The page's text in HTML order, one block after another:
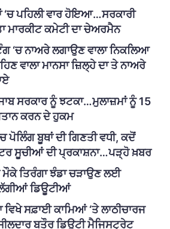
‘ਚ ਪਹਿਲੀ ਵਾਰ ਹੋਇਆ…ਸਰਕਾਰੀ
ਮਾਰਕੀਟ ਕਮੇਟੀ ਦਾ ਚੇਅਰਮੈਨ
‘ਚ ਨਾਅਰੇ ਲਗਾਉਣ ਵਾਲਾ ਨਿਕਲਿਆ
ਵਾਲਾ ਮਾਨਸਾ ਜ਼ਿਲ੍ਹੇ ਦਾ ਤੇ ਨਾਅਰੇ
ਸਰਕਾਰ ਨੂੰ ਝਟਕਾ…ਮੁਲਾਜ਼ਮਾਂ ਨੂੰ 15
ਕਰਨ ਦੇ ਹੁਕਮ
ਪੋਲਿੰਗ ਬੂਥਾਂ ਦੀ ਗਿਣਤੀ ਵਧੀ, ਕਦੋਂ
ਸੂਚੀਆਂ ਦੀ ਪ੍ਰਕਾਸ਼ਨਾ…ਪੜ੍ਹੋ ਖ਼ਬਰ
ਤਿਰੰਗਾ ਝੰਡਾ ਚੜਾਉਣ ਲਈ
ਡਿਊਟੀਆਂ
ਵਿਖੇ ਸਫ਼ਾਈ ਕਾਮਿਆਂ ‘ਤੇ ਲਾਠੀਚਾਰਜ
ਬਤੌਰ ਡਿਊਟੀ ਮੈਜਿਸਟ੍ਰੇਟ